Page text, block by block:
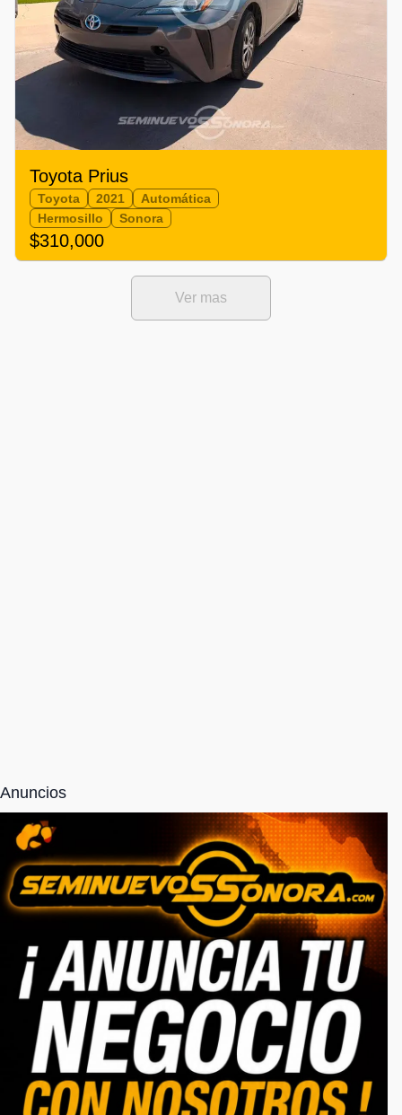
Toyota Prius
Toyota 2021
Automática
Hermosillo
Sonora
$310,000
Ver mas
NOSOTROS
Somos una empresa totalmente responsable
6621940563
serviciosseminuevos@gmail.com
CATEGORIAS